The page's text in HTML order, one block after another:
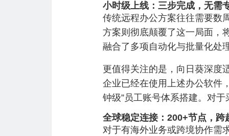
小时级上线：三步完成，无需
传统远程办公方案往往需要数
方案则彻底颠覆了这一局面，
融合了多项自动化与批量化处
更值得关注的是，向日葵深度
企业已经在使用上述办公软件
钟级”员工账号体系搭建。对
全球稳定连接：200+节点，跨
对于有海外业务或跨境协作需